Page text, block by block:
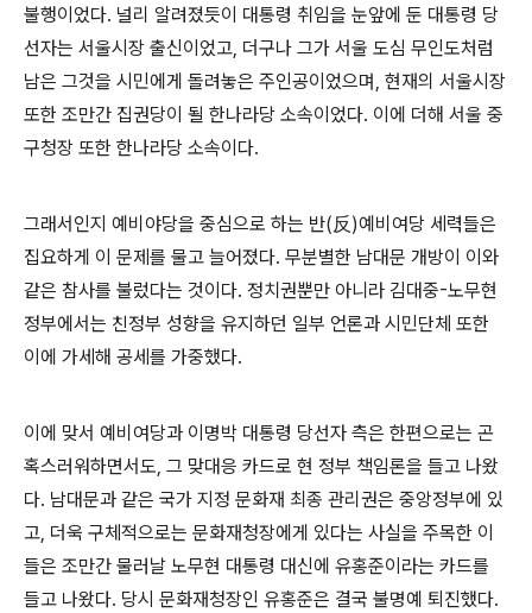
불행이었다. 널리 알려졌듯이 대통령 취임을 눈앞에 둔 대통령 당
선자는 서울시장 출신이었고, 더구나 그가 서울 도심 무인도처럼
남은 그것을 시민에게 돌려놓은 주인공이었으며, 현재의 서울시장
또한 조만간 집권당이 될 한나라당 소속이었다. 이에 더해 서울 중
구청장 또한 한나라당 소속이다.
그래서인지 예비야당을 중심으로 하는 반(反)예비여당 세력들은
집요하게 이 문제를 물고 늘어졌다. 무분별한 남대문 개방이 이와
같은 참사를 불렀다는 것이다. 정치권뿐만 아니라 김대중-노무현
정부에서는 친정부 성향을 유지하던 일부 언론과 시민단체 또한
이에 가세해 공세를 가중했다.
이에 맞서 예비여당과 이명박 대통령 당선자 측은 한편으로는 곤
혹스러워하면서도, 그 맞대응 카드로 현 정부 책임론을 들고 나왔
다. 남대문과 같은 국가 지정 문화재 최종 관리권은 중앙정부에 있
고, 더욱 구체적으로는 문화재청장에게 있다는 사실을 주목한 이
들은 조만간 물러날 노무현 대통령 대신에 유홍준이라는 카드를
들고 나왔다. 당시 문화재청장인 유홍준은 결국 불명예 퇴진했다.